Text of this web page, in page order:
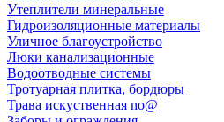
Утеплители минеральные
Гидроизоляционные материалы
Уличное благоустройство
Люки канализационные
Водоотводные системы
Тротуарная плитка, бордюры
Трава искуственная no@